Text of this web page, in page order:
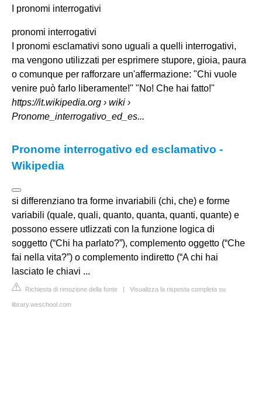
pronomi interrogativi
pronomi interrogativi
I pronomi esclamativi sono uguali a quelli interrogativi,
ma vengono utilizzati per esprimere stupore, gioia, paura
o comunque per rafforzare un'affermazione: "Chi vuole
venire può farlo liberamente!" "No! Che hai fatto!"
https://it.wikipedia.org › wiki ›
Pronome_interrogativo_ed_es...
Pronome interrogativo ed esclamativo -
Wikipedia
si differenziano tra forme invariabili (chi, che) e forme
variabili (quale, quali, quanto, quanta, quanti, quante) e
possono essere utlizzati con la funzione logica di
soggetto (“Chi ha parlato?”), complemento oggetto (“Che
fai nella vita?”) o complemento indiretto (“A chi hai
lasciato le chiavi ...
Richiesta di rimozione della fonte | Visualizza la risposta completa su
library.weschool.com